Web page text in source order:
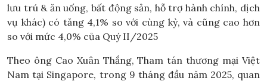
lưu trú & ăn uống, bất động sản, hỗ trợ hành chính, dịch
vụ khác) có tăng 4,1% so với cùng kỳ, và cũng cao hơn
so với mức 4,0% của Quý II/2025
Theo ông Cao Xuân Thắng, Tham tán thương mại Việt
Nam tại Singapore, trong 9 tháng đầu năm 2025, quan